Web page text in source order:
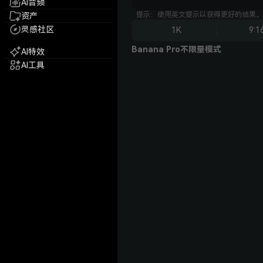
AI音频
资产
灵感社区
AI特效
AI工具
提示：使用英文提示以获得更好的结果。
1K
Banana Pro不限量模式